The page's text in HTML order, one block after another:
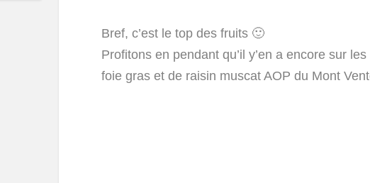
Bref, c’est le top des fruits 🙂
Profitons en pendant qu’il y’en a encore sur
foie gras et de raisin muscat AOP du Mont